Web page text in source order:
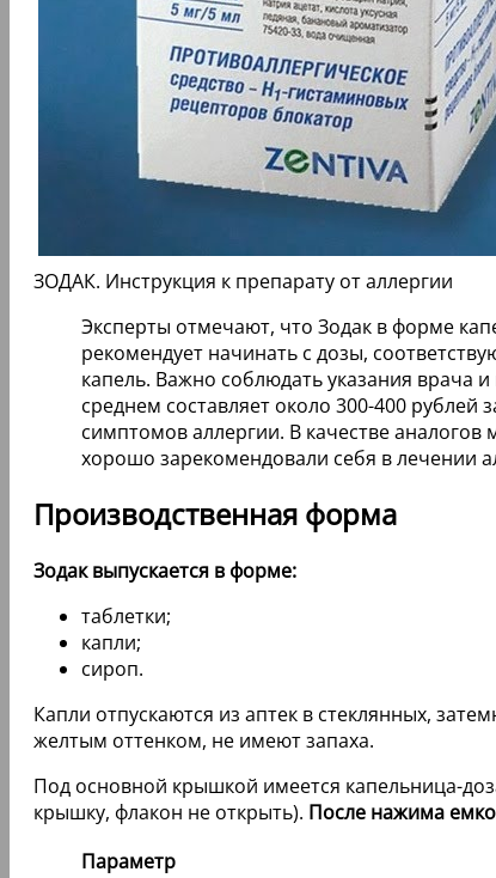
ЗОДАК. Инструкция к препарату от аллергии
Эксперты отмечают, что Зодак в форме
рекомендует начинать с дозы,
капель. Важно соблюдать указания врача
среднем составляет около 300-400
симптомов аллергии. В качестве
хорошо зарекомендовали себя в лечении
Производственная форма
Зодак выпускается в форме:
таблетки;
капли;
сироп.
Капли отпускаются из аптек в стеклянных,
желтым оттенком, не имеют запаха.
Под основной крышкой имеется капельница-
крышку, флакон не открыть). После нажима
Параметр